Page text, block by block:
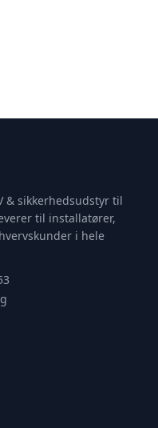
& sikkerhedsudstyr til
til installatører,
i hele